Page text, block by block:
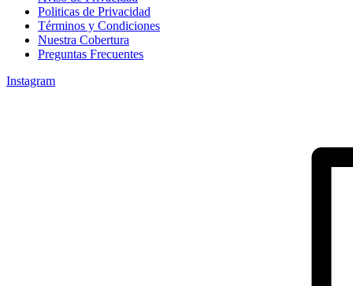
Politicas de Privacidad
Términos y Condiciones
Nuestra Cobertura
Preguntas Frecuentes
Instagram